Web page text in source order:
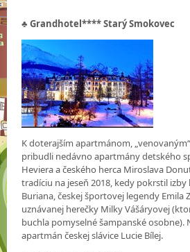
♣Grandhotel**** Starý Smokovec
K doterajším apartmánom,
pribudli nedávno apartmány detského
Heviera a českého herca Miroslava
tradíciu na jeseň 2018, kedy pokrstil
Buriana, českej športovej legendy Emila
uznávanej herečky Milky Vášáryovej
buchla pomyselné šampanské osobne).
apartmán českej slávice Lucie Bílej.